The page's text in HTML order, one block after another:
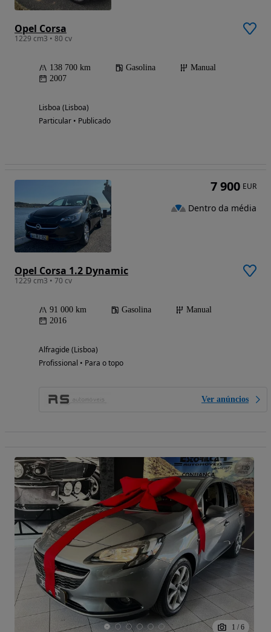
Opel Corsa
1229 cm3 • 80 cv
138 700 km Gasolina
Manual
2007
Lisboa (Lisboa)
Particular • Publicado
Opel Corsa 1.2 Dynamic
1229 cm3 • 70 cv
91 000 km Gasolina
Manual
2016
Alfragide (Lisboa)
Profissional • Para o topo
Ver anúncios
7 900 EUR
Dentro da média
1 / 6